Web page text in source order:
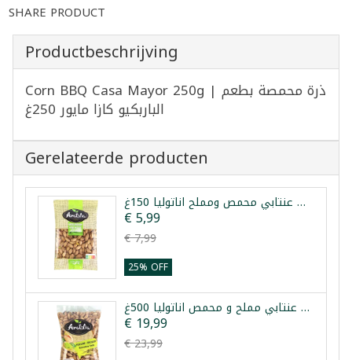
SHARE PRODUCT
Productbeschrijving
Corn BBQ Casa Mayor 250g | ذرة محمصة بطعم
الباربكيو كازا مايور 250غ
Gerelateerde producten
فستق عنتابي محمص ومملح اناتوليا 150غ
€ 5,99
€ 7,99
25% OFF
فستق عنتابي مملح و محمص اناتوليا 500غ
€ 19,99
€ 23,99